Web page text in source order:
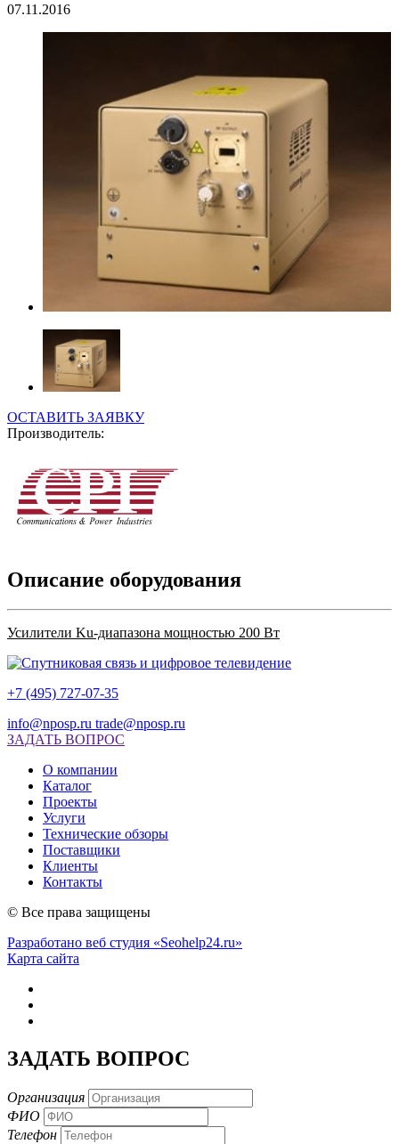
07.11.2016
ОСТАВИТЬ ЗАЯВКУ
Производитель:
Описание оборудования
Усилители Ku-диапазона мощностью 200 Вт
+7 (495) 727-07-35
info@nposp.ru trade@nposp.ru
ЗАДАТЬ ВОПРОС
О компании
Каталог
Проекты
Услуги
Технические обзоры
Поставщики
Клиенты
Контакты
© Все права защищены
Разработано веб студия «Seohelp24.ru»
Карта сайта
ЗАДАТЬ ВОПРОС
Организация
ФИО
Телефон